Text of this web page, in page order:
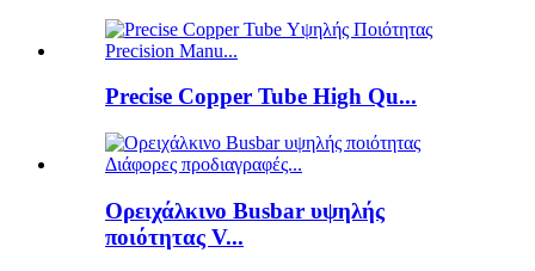
Precise Copper Tube High Qu...
Ορειχάλκινο Busbar υψηλής
ποιότητας V...